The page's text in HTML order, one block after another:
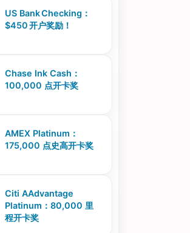
US Bank Checking：
$450 开户奖励！
Chase Ink Cash：
100,000 点开卡奖
AMEX Platinum：
175,000 点史高开卡奖
Citi AAdvantage
Platinum：80,000 里
程开卡奖